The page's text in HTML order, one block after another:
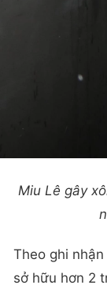
Miu Lê gây
Theo ghi
sở hữu hơn 2